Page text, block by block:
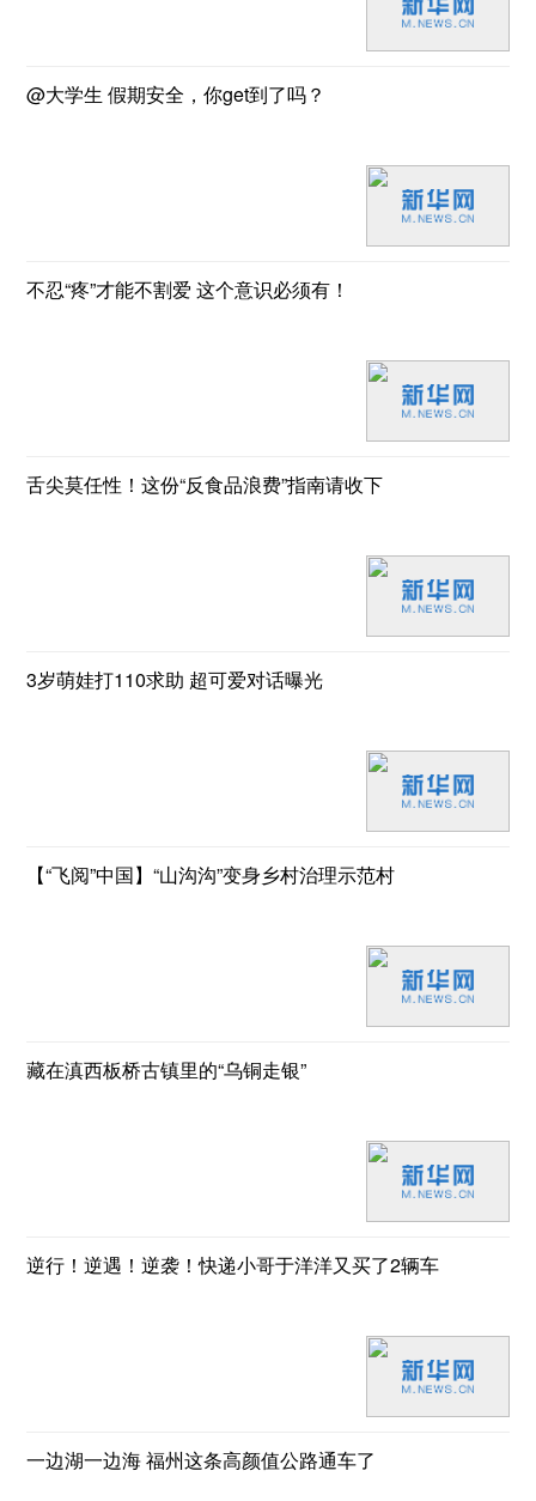
@大学生 假期安全，你get到了吗？
不忍“疼”才能不割爱 这个意识必须有！
舌尖莫任性！这份“反食品浪费”指南请收下
3岁萌娃打110求助 超可爱对话曝光
【“飞阅”中国】“山沟沟”变身乡村治理示范村
藏在滇西板桥古镇里的“乌铜走银”
逆行！逆遇！逆袭！快递小哥于洋洋又买了2辆车
一边湖一边海 福州这条高颜值公路通车了